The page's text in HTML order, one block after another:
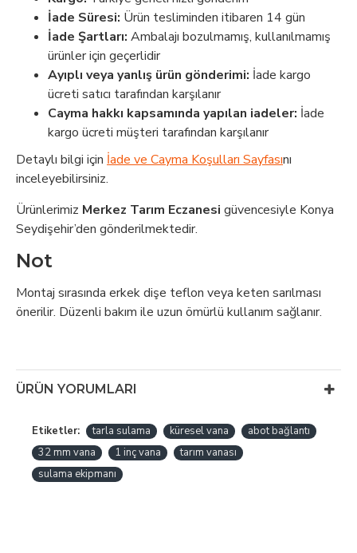
İade Süresi: Ürün tesliminden itibaren 14 gün
İade Şartları: Ambalajı bozulmamış, kullanılmamış
ürünler için geçerlidir
Ayıplı veya yanlış ürün gönderimi: İade kargo
ücreti satıcı tarafından karşılanır
Cayma hakkı kapsamında yapılan iadeler: İade
kargo ücreti müşteri tarafından karşılanır
Detaylı bilgi için İade ve Cayma Koşulları Sayfasını
inceleyebilirsiniz.
Ürünlerimiz Merkez Tarım Eczanesi güvencesiyle Konya
Seydişehir’den gönderilmektedir.
Not
Montaj sırasında erkek dişe teflon veya keten sarılması
önerilir. Düzenli bakım ile uzun ömürlü kullanım sağlanır.
ÜRÜN YORUMLARI
Etiketler: tarla sulama küresel vana
abot bağlantı
32 mm vana
1 inç vana
tarım vanası
sulama ekipmanı